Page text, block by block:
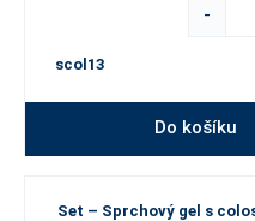
-
scol13
Do košíku
Set – Sprchový gel s